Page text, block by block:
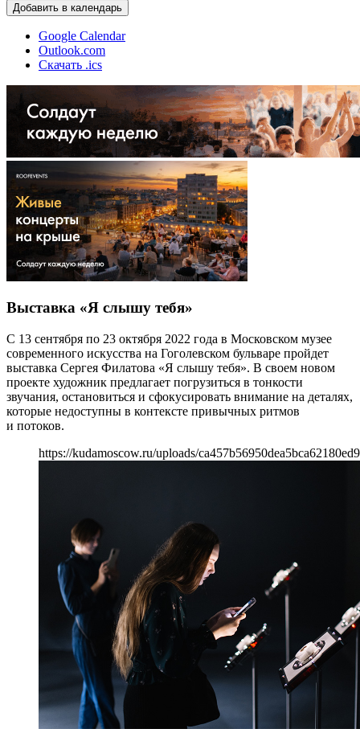
Добавить в календарь
Google Calendar
Outlook.com
Скачать .ics
Выставка «Я слышу тебя»
С 13 сентября по 23 октября 2022 года в Московском музее
современного искусства на Гоголевском бульваре пройдет
выставка Сергея Филатова «Я слышу тебя». В своем новом
проекте художник предлагает погрузиться в тонкости
звучания, остановиться и сфокусировать внимание на деталях,
которые недоступны в контексте привычных ритмов
и потоков.
https://kudamoscow.ru/uploads/